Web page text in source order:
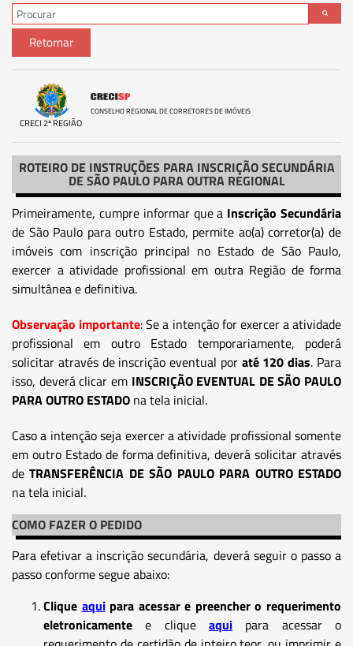
Retornar
CRECI 2ª REGIÃO
CONSELHO REGIONAL DE CORRETORES DE IMÓVEIS
ROTEIRO DE INSTRUÇÕES PARA INSCRIÇÃO SECUNDÁRIA
DE SÃO PAULO PARA OUTRA REGIONAL
Primeiramente, cumpre informar que a Inscrição Secundária
de São Paulo para outro Estado, permite ao(a) corretor(a) de
imóveis com inscrição principal no Estado de São Paulo,
exercer a atividade profissional em outra Região de forma
simultânea e definitiva.
Observação importante: Se a intenção for exercer a atividade
profissional em outro Estado temporariamente, poderá
solicitar através de inscrição eventual por até 120 dias. Para
isso, deverá clicar em INSCRIÇÃO EVENTUAL DE SÃO PAULO
PARA OUTRO ESTADO na tela inicial.
Caso a intenção seja exercer a atividade profissional somente
em outro Estado de forma definitiva, deverá solicitar através
deTRANSFERÊNCIA DE SÃO PAULO PARA OUTRO ESTADO
na tela inicial.
COMO FAZER O PEDIDO
Para efetivar a inscrição secundária, deverá seguir o passo a
passo conforme segue abaixo:
Clique aquipara acessar e preencher o requerimento
eletronicamente e clique aqui para acessar o